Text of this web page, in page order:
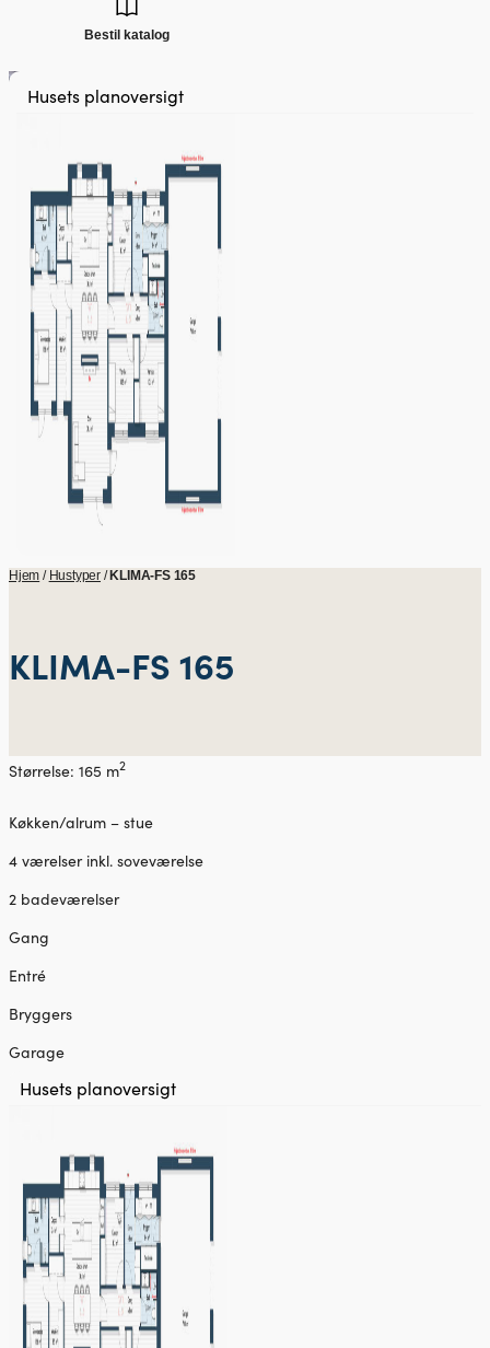
Bestil katalog
Hjem / Hustyper / KLIMA-FS 165
KLIMA-FS 165
Størrelse: 165 m2
Køkken/alrum – stue
4 værelser inkl. soveværelse
2 badeværelser
Gang
Entré
Bryggers
Garage